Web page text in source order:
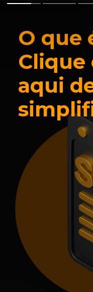
O que
Clique
aqui